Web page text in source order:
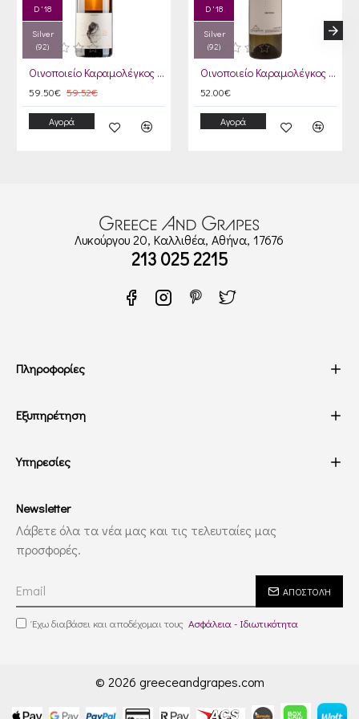
D '18
Silver
(92)
Οινοποιείο Καραμολέγκος Ασύρτικο 34 2019
59.50€ 59.52€
Αγορά
D '18
Silver
(92)
Οινοποιείο Καραμολέγκος Σαντορίνη 2019
52.00€
Αγορά
Λυκούργου 20, Καλλιθέα, Αθήνα, 17676
213 025 2215
Πληροφορίες
Εξυπηρέτηση
Υπηρεσίες
Newsletter
Λάβετε όλα τα νέα μας και τις τελευταίες μας
προσφορές.
ΑΠΟΣΤΟΛΉ
Έχω διαβάσει και αποδέχομαι τους Ασφάλεια - Ιδιωτικότητα
© 2026 greeceandgrapes.com